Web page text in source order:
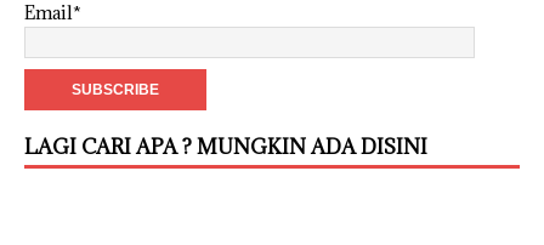
Email*
LAGI CARI APA ? MUNGKIN ADA DISINI